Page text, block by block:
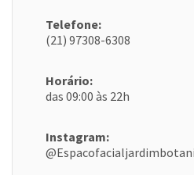
Telefone:
(21) 97308-6308
Horário:
das 09:00 às 22h
Instagram: